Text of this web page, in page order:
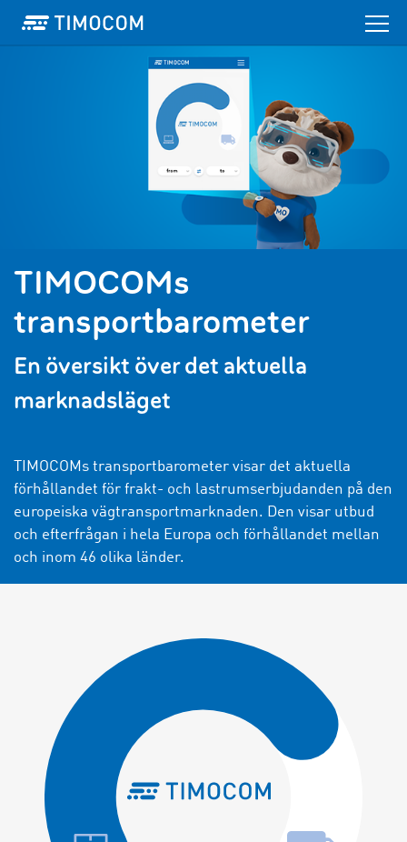
TIMOCOMs
transportbarometer
En översikt över det aktuella
marknadsläget
TIMOCOMs transportbarometer visar det aktuella
förhållandet för frakt- och lastrumserbjudanden på den
europeiska vägtransportmarknaden. Den visar utbud
och efterfrågan i hela Europa och förhållandet mellan
och inom 46 olika länder.